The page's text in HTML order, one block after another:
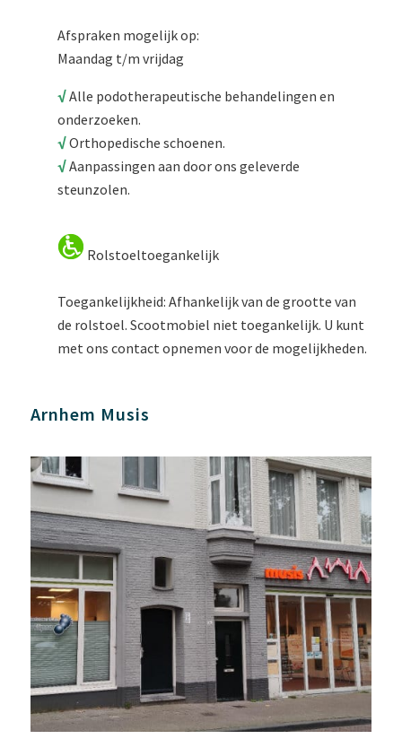
Afspraken mogelijk op:
Maandag t/m vrijdag
√Alle podotherapeutische behandelingen en
onderzoeken.
√Orthopedische schoenen.
√Aanpassingen aan door ons geleverde
steunzolen.
Rolstoeltoegankelijk
Toegankelijkheid: Afhankelijk van de grootte van
de rolstoel. Scootmobiel niet toegankelijk. U kunt
met ons contact opnemen voor de mogelijkheden.
Arnhem Musis